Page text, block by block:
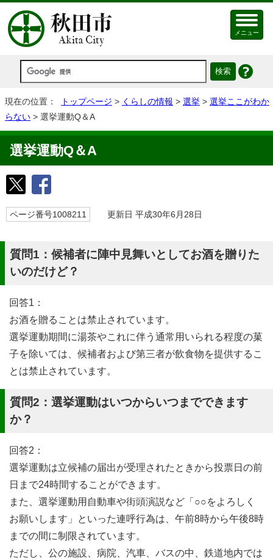
メニュー
現在の位置： トップページ > くらしの情報 > 選挙 > 選挙ここがわか
らない > 選挙運動Q＆A
選挙運動Q＆A
ページ番号1008211 更新日 平成30年6月28日
質問1：候補者に陣中見舞いとしてお酒を贈りた
いのだけど？
回答1：
お酒を贈ることは禁止されています。
選挙運動期間に湯茶やこれに伴う通常用いられる程度の菓
子を除いては、候補者および第三者が飲食物を提供するこ
とは禁止されています。
質問2：選挙運動はいつからいつまでできます
か？
回答2：
選挙運動は立候補の届出が受理されたときから投票日の前
日まで24時間することができます。
また、選挙運動用自動車や街頭演説など「○○をよろしく
お願いします」といった連呼行為は、午前8時から午後8時
までの間に制限されています。
ただし、公の施設、病院、汽車、バスの中、鉄道地内では